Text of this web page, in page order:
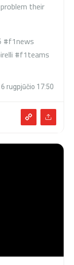
their
#f1news
#f1teams
rugpjūčio 17:50